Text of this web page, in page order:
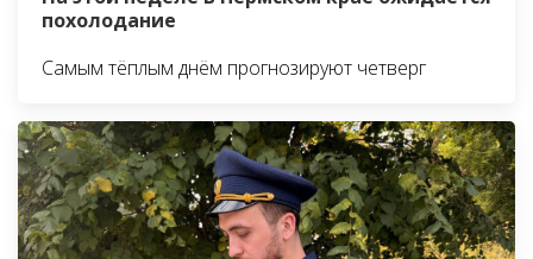
похолодание
Самым тёплым днём прогнозируют четверг